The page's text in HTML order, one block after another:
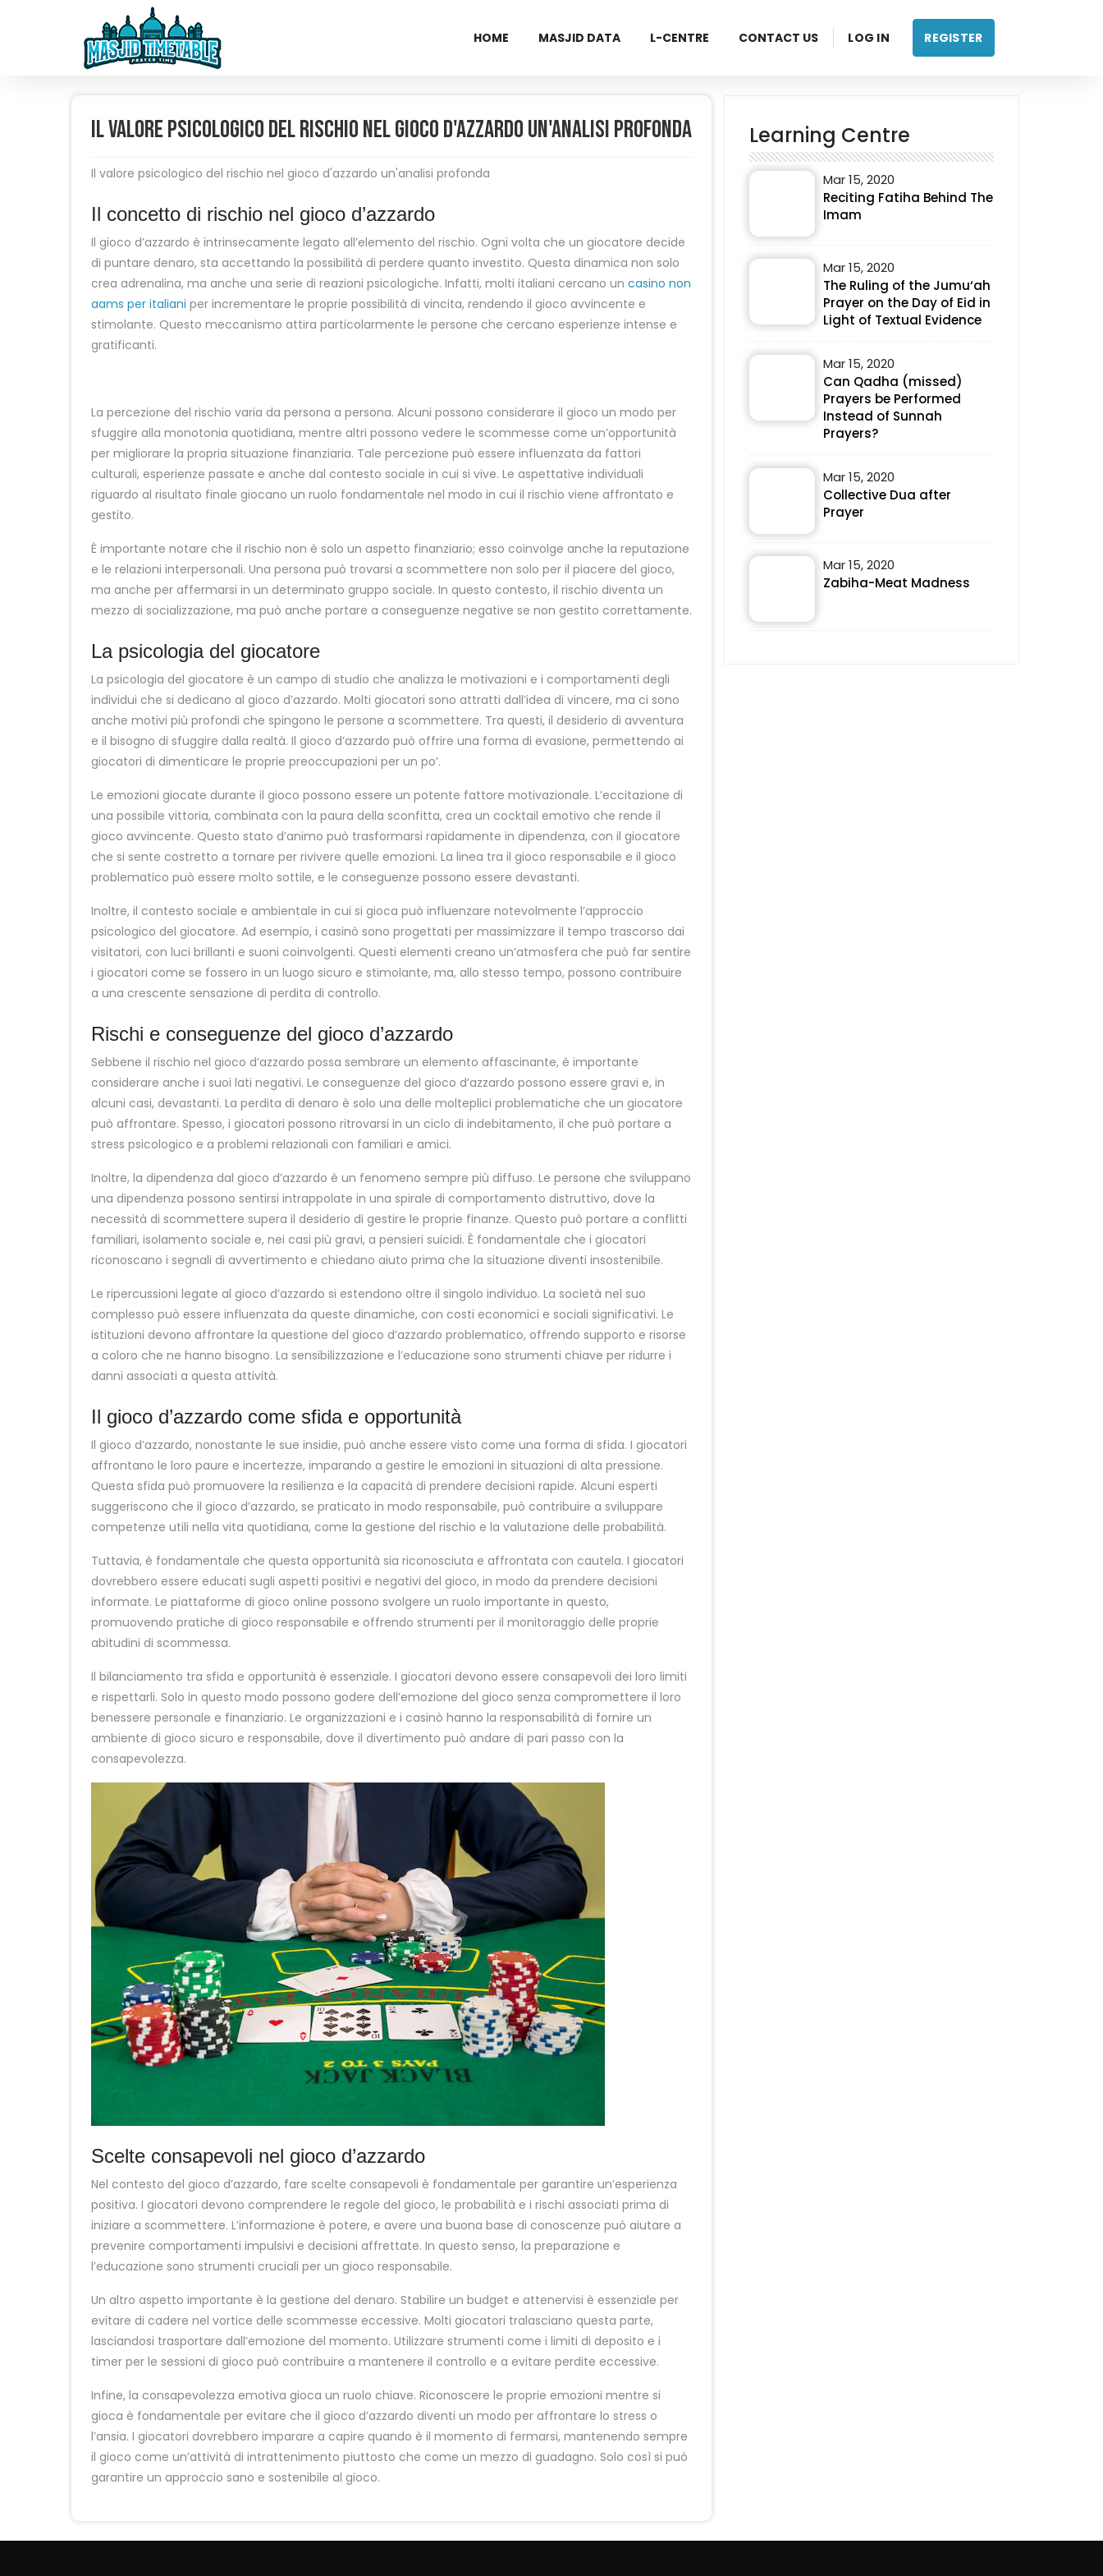
HOME MASJID DATA L-CENTRE CONTACT US LOG IN REGISTER
Il valore psicologico del rischio nel gioco d'azzardo un'analisi profonda
Il valore psicologico del rischio nel gioco d'azzardo un'analisi profonda
Il concetto di rischio nel gioco d’azzardo
Il gioco d’azzardo è intrinsecamente legato all’elemento del rischio. Ogni volta che un giocatore decide
di puntare denaro, sta accettando la possibilità di perdere quanto investito. Questa dinamica non solo
crea adrenalina, ma anche una serie di reazioni psicologiche. Infatti, molti italiani cercano un casino non
aams per italiani per incrementare le proprie possibilità di vincita, rendendo il gioco avvincente e
stimolante. Questo meccanismo attira particolarmente le persone che cercano esperienze intense e
gratificanti.
La percezione del rischio varia da persona a persona. Alcuni possono considerare il gioco un modo per
sfuggire alla monotonia quotidiana, mentre altri possono vedere le scommesse come un’opportunità
per migliorare la propria situazione finanziaria. Tale percezione può essere influenzata da fattori
culturali, esperienze passate e anche dal contesto sociale in cui si vive. Le aspettative individuali
riguardo al risultato finale giocano un ruolo fondamentale nel modo in cui il rischio viene affrontato e
gestito.
È importante notare che il rischio non è solo un aspetto finanziario; esso coinvolge anche la reputazione
e le relazioni interpersonali. Una persona può trovarsi a scommettere non solo per il piacere del gioco,
ma anche per affermarsi in un determinato gruppo sociale. In questo contesto, il rischio diventa un
mezzo di socializzazione, ma può anche portare a conseguenze negative se non gestito correttamente.
La psicologia del giocatore
La psicologia del giocatore è un campo di studio che analizza le motivazioni e i comportamenti degli
individui che si dedicano al gioco d’azzardo. Molti giocatori sono attratti dall’idea di vincere, ma ci sono
anche motivi più profondi che spingono le persone a scommettere. Tra questi, il desiderio di avventura
e il bisogno di sfuggire dalla realtà. Il gioco d’azzardo può offrire una forma di evasione, permettendo ai
giocatori di dimenticare le proprie preoccupazioni per un po’.
Le emozioni giocate durante il gioco possono essere un potente fattore motivazionale. L’eccitazione di
una possibile vittoria, combinata con la paura della sconfitta, crea un cocktail emotivo che rende il
gioco avvincente. Questo stato d’animo può trasformarsi rapidamente in dipendenza, con il giocatore
che si sente costretto a tornare per rivivere quelle emozioni. La linea tra il gioco responsabile e il gioco
problematico può essere molto sottile, e le conseguenze possono essere devastanti.
Inoltre, il contesto sociale e ambientale in cui si gioca può influenzare notevolmente l’approccio
psicologico del giocatore. Ad esempio, i casinò sono progettati per massimizzare il tempo trascorso dai
visitatori, con luci brillanti e suoni coinvolgenti. Questi elementi creano un’atmosfera che può far sentire
i giocatori come se fossero in un luogo sicuro e stimolante, ma, allo stesso tempo, possono contribuire
a una crescente sensazione di perdita di controllo.
Rischi e conseguenze del gioco d’azzardo
Sebbene il rischio nel gioco d’azzardo possa sembrare un elemento affascinante, è importante
considerare anche i suoi lati negativi. Le conseguenze del gioco d’azzardo possono essere gravi e, in
alcuni casi, devastanti. La perdita di denaro è solo una delle molteplici problematiche che un giocatore
può affrontare. Spesso, i giocatori possono ritrovarsi in un ciclo di indebitamento, il che può portare a
stress psicologico e a problemi relazionali con familiari e amici.
Inoltre, la dipendenza dal gioco d’azzardo è un fenomeno sempre più diffuso. Le persone che sviluppano
una dipendenza possono sentirsi intrappolate in una spirale di comportamento distruttivo, dove la
necessità di scommettere supera il desiderio di gestire le proprie finanze. Questo può portare a conflitti
familiari, isolamento sociale e, nei casi più gravi, a pensieri suicidi. È fondamentale che i giocatori
riconoscano i segnali di avvertimento e chiedano aiuto prima che la situazione diventi insostenibile.
Le ripercussioni legate al gioco d’azzardo si estendono oltre il singolo individuo. La società nel suo
complesso può essere influenzata da queste dinamiche, con costi economici e sociali significativi. Le
istituzioni devono affrontare la questione del gioco d’azzardo problematico, offrendo supporto e risorse
a coloro che ne hanno bisogno. La sensibilizzazione e l’educazione sono strumenti chiave per ridurre i
danni associati a questa attività.
Il gioco d’azzardo come sfida e opportunità
Il gioco d’azzardo, nonostante le sue insidie, può anche essere visto come una forma di sfida. I giocatori
affrontano le loro paure e incertezze, imparando a gestire le emozioni in situazioni di alta pressione.
Questa sfida può promuovere la resilienza e la capacità di prendere decisioni rapide. Alcuni esperti
suggeriscono che il gioco d’azzardo, se praticato in modo responsabile, può contribuire a sviluppare
competenze utili nella vita quotidiana, come la gestione del rischio e la valutazione delle probabilità.
Tuttavia, è fondamentale che questa opportunità sia riconosciuta e affrontata con cautela. I giocatori
dovrebbero essere educati sugli aspetti positivi e negativi del gioco, in modo da prendere decisioni
informate. Le piattaforme di gioco online possono svolgere un ruolo importante in questo,
promuovendo pratiche di gioco responsabile e offrendo strumenti per il monitoraggio delle proprie
abitudini di scommessa.
Il bilanciamento tra sfida e opportunità è essenziale. I giocatori devono essere consapevoli dei loro limiti
e rispettarli. Solo in questo modo possono godere dell’emozione del gioco senza compromettere il loro
benessere personale e finanziario. Le organizzazioni e i casinò hanno la responsabilità di fornire un
ambiente di gioco sicuro e responsabile, dove il divertimento può andare di pari passo con la
consapevolezza.
Scelte consapevoli nel gioco d’azzardo
Nel contesto del gioco d’azzardo, fare scelte consapevoli è fondamentale per garantire un’esperienza
positiva. I giocatori devono comprendere le regole del gioco, le probabilità e i rischi associati prima di
iniziare a scommettere. L’informazione è potere, e avere una buona base di conoscenze può aiutare a
prevenire comportamenti impulsivi e decisioni affrettate. In questo senso, la preparazione e
l’educazione sono strumenti cruciali per un gioco responsabile.
Un altro aspetto importante è la gestione del denaro. Stabilire un budget e attenervisi è essenziale per
evitare di cadere nel vortice delle scommesse eccessive. Molti giocatori tralasciano questa parte,
lasciandosi trasportare dall’emozione del momento. Utilizzare strumenti come i limiti di deposito e i
timer per le sessioni di gioco può contribuire a mantenere il controllo e a evitare perdite eccessive.
Infine, la consapevolezza emotiva gioca un ruolo chiave. Riconoscere le proprie emozioni mentre si
gioca è fondamentale per evitare che il gioco d’azzardo diventi un modo per affrontare lo stress o
l’ansia. I giocatori dovrebbero imparare a capire quando è il momento di fermarsi, mantenendo sempre
il gioco come un’attività di intrattenimento piuttosto che come un mezzo di guadagno. Solo così si può
garantire un approccio sano e sostenibile al gioco.
Learning Centre
Mar 15, 2020
Reciting Fatiha Behind The
Imam
Mar 15, 2020
The Ruling of the Jumu‘ah
Prayer on the Day of Eid in
Light of Textual Evidence
Mar 15, 2020
Can Qadha (missed)
Prayers be Performed
Instead of Sunnah
Prayers?
Mar 15, 2020
Collective Dua after
Prayer
Mar 15, 2020
Zabiha-Meat Madness